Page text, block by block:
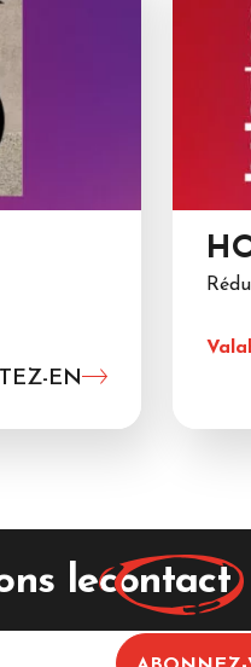
EN
lecontact